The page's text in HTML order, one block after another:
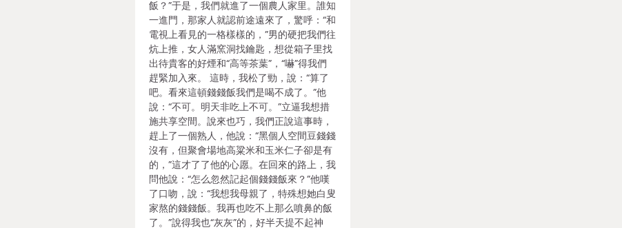
飯？”于是，我們就進了一個農人家里。誰知
一進門，那家人就認前途遠來了，驚呼：“和
電視上看見的一格樣樣的，”男的硬把我們往
炕上推，女人滿窯洞找鑰匙，想從箱子里找
出待貴客的好煙和“高等茶葉”，“嚇”得我們
趕緊加入來。 這時，我松了勁，說：“算了
吧。看來這頓錢錢飯我們是喝不成了。”他
說：“不可。明天非吃上不可。”立逼我想措
施共享空間。說來也巧，我們正說這事時，
趕上了一個熟人，他說：“黑個人空間豆錢錢
沒有，但聚會場地高粱米和玉米仁子卻是有
的，”這才了了他的心愿。在回來的路上，我
問他說：“怎么忽然記起個錢錢飯來？”他嘆
了口吻，說：“我想我母親了，特殊想她白叟
家熬的錢錢飯。我再也吃不上那么噴鼻的飯
了。”說得我也“灰灰”的，好半天提不起神